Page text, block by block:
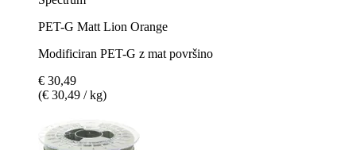
PET-G Matt Lion Orange
Modificiran PET-G z mat površino
€ 30,49
(€ 30,49 / kg)